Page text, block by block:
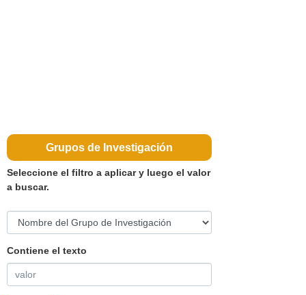
Grupos de Investigación
Seleccione el filtro a aplicar y luego el valor
a buscar.
Contiene el texto